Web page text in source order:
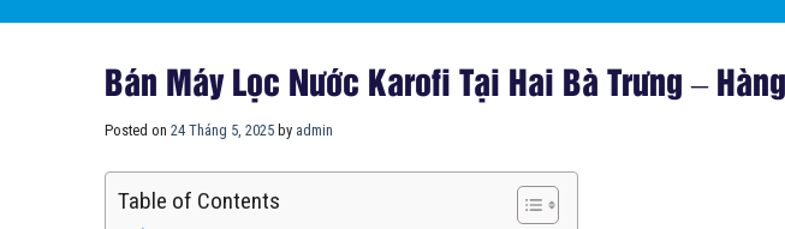
Bán Máy Lọc Nước Karofi Tại Hai Bà Trưng –
Posted on 24 Tháng 5, 2025 by admin
Table of Contents